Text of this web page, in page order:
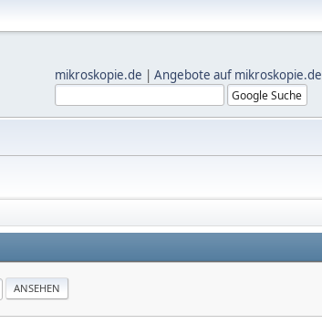
mikroskopie.de | Angebote auf mikroskopie.de